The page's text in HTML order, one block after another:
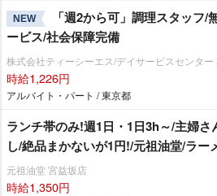
NEW
「週2から可」調理スタッフ
ービス/社会保障完備
株式会社ティーシーエス/デイサービスセンター
時給1,226円
アルバイト・パート / 東京都
ランチ帯のみ!週1日・1日3h～/主婦
し/絶品まかないが1円!/元祖油堂/ラー
元祖油堂 宮益坂店
時給1,350円